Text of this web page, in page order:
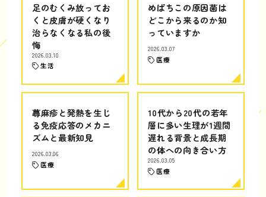
足のむくみ放ってお
くと皮膚が硬くなり
治らなくなる私の後
悔
2026.03.10
生活
めばちこの原因菌は
どこから来るのか知
っていますか
2026.03.07
医療
蕁麻疹と発熱を生じ
る免疫応答のメカニ
ズムと最新知見
2026.03.06
医療
10代から20代の若年
層に多い生理が1週間
遅れる背景と成長期
の体への向き合い方
2026.03.05
医療